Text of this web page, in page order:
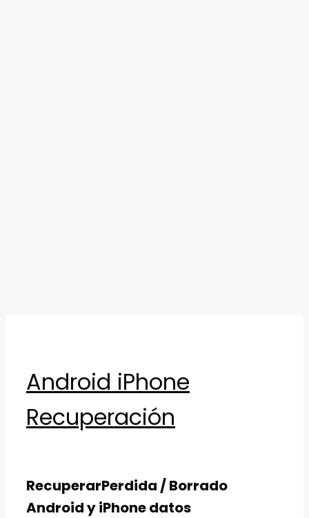
content
Android iPhone
Recuperación
RecuperarPerdida / Borrado
Android y iPhone datos